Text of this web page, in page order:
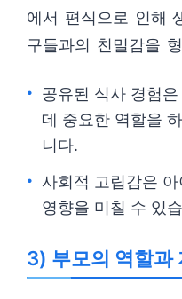
에서 편식으로 인해
구들과의 친밀감을
공유된 식사 경험
데 중요한 역할을
니다.
사회적 고립감은
영향을 미칠 수 있
3) 부모의 역할과